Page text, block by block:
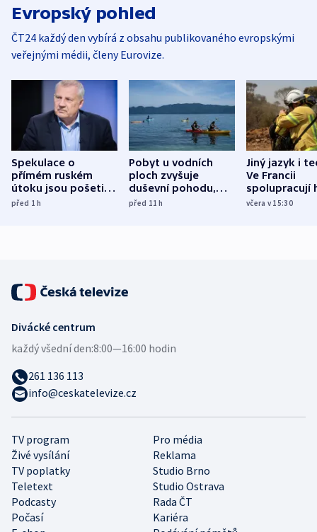
Evropský pohled
ČT24 každý den vybírá z obsahu publikovaného evropskými
veřejnými médii, členy Eurovize.
Spekulace o
přímém ruském
útoku jsou pošetilé,
míní estonský
před 1h
Pobyt u vodních
ploch zvyšuje
duševní pohodu,
ukázala
před 11h
Jiný jazyk i
Ve Francii
spolupracují
různých zemí
včera v 15:30
TV program
Pro média
Živé vysílání
Reklama
TV poplatky
Studio Brno
Teletext
Studio Ostrava
Podcasty
Rada ČT
Počasí
Kariéra
Divácké centrum
každý všední den:8:00—16:00 hodin
261 136 113
info@ceskatelevize.cz